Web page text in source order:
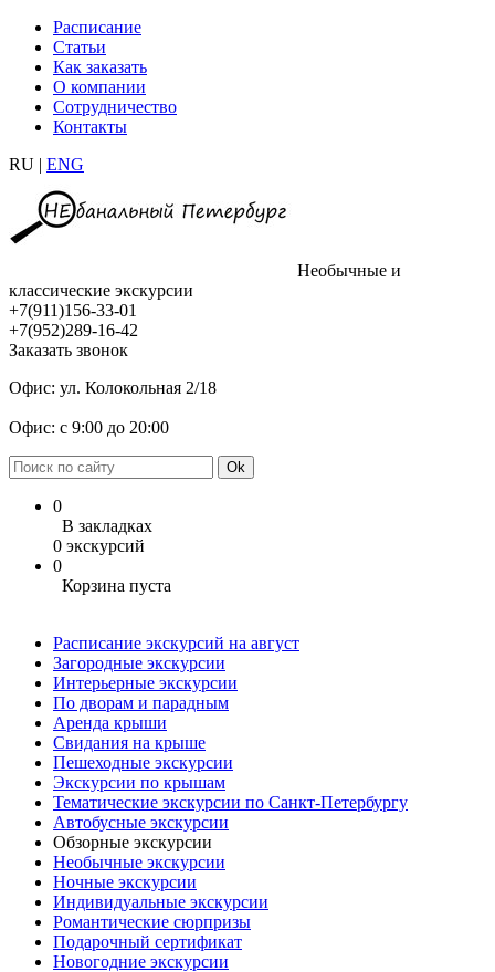
Расписание
Статьи
Как заказать
О компании
Сотрудничество
Контакты
RU | ENG
Необычные и
классические экскурсии
+7(911)156-33-01
+7(952)289-16-42
Заказать звонок
Офис: ул. Колокольная 2/18
Офис: с 9:00 до 20:00
0
В закладках
0 экскурсий
0
Корзина пуста
Расписание экскурсий на август
Загородные экскурсии
Интерьерные экскурсии
По дворам и парадным
Аренда крыши
Свидания на крыше
Пешеходные экскурсии
Экскурсии по крышам
Тематические экскурсии по Санкт-Петербургу
Автобусные экскурсии
Обзорные экскурсии
Необычные экскурсии
Ночные экскурсии
Индивидуальные экскурсии
Романтические сюрпризы
Подарочный сертификат
Новогодние экскурсии